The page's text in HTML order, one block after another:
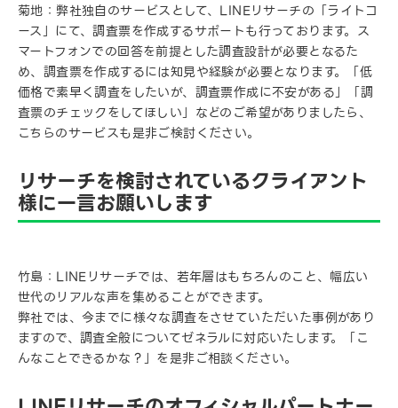
菊地：弊社独自のサービスとして、LINEリサーチの「ライトコ
ース」にて、調査票を作成するサポートも行っております。ス
マートフォンでの回答を前提とした調査設計が必要となるた
め、調査票を作成するには知見や経験が必要となります。「低
価格で素早く調査をしたいが、調査票作成に不安がある」「調
査票のチェックをしてほしい」などのご希望がありましたら、
こちらのサービスも是非ご検討ください。
リサーチを検討されているクライアント
様に一言お願いします
竹島：LINEリサーチでは、若年層はもちろんのこと、幅広い
世代のリアルな声を集めることができます。
弊社では、今までに様々な調査をさせていただいた事例があり
ますので、調査全般についてゼネラルに対応いたします。「こ
んなことできるかな？」を是非ご相談ください。